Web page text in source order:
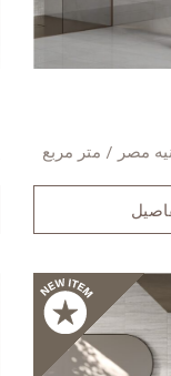
مصر / متر مربع